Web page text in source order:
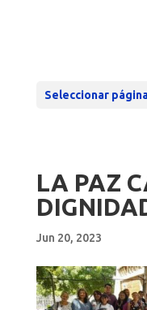
Seleccionar
LA PAZ
Jun 20, 2023